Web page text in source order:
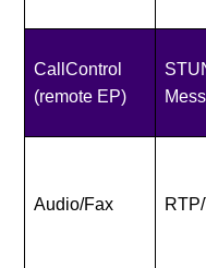
CallControl
(remote EP)
Audio/Fax